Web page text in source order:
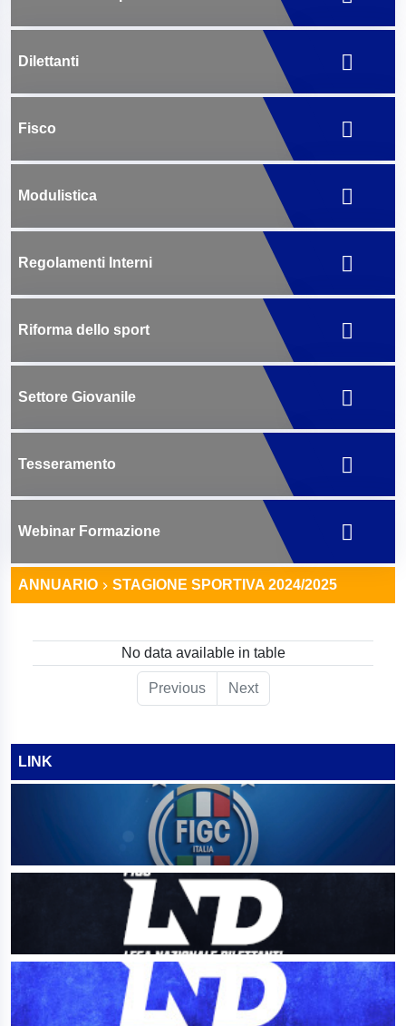
Dilettanti
Fisco
Modulistica
Regolamenti Interni
Riforma dello sport
Settore Giovanile
Tesseramento
Webinar Formazione
ANNUARIO STAGIONE SPORTIVA 2024/2025
No data available in table
Previous Next
LINK